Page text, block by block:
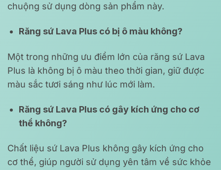
chuộng sử dụng dòng sản phẩm này.
Răng sứ Lava Plus có bị ô màu không?
Một trong những ưu điểm lớn của răng sứ Lava
Plus là không bị ô màu theo thời gian, giữ được
màu sắc tươi sáng như lúc mới làm.
Răng sứ Lava Plus có gây kích ứng cho cơ
thể không?
Chất liệu sứ Lava Plus không gây kích ứng cho
cơ thể, giúp người sử dụng yên tâm về sức khỏe